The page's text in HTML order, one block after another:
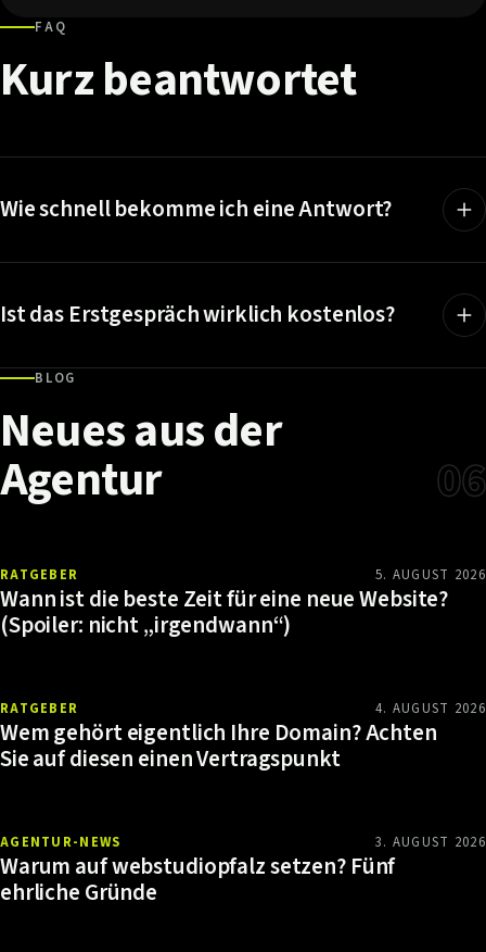
FAQ
Kurzbeantwortet
Wie schnell bekomme ich eine Antwort?
Ist das Erstgespräch wirklich kostenlos?
BLOG
Neuesausder
Agentur 06
RATGEBER 5. AUGUST 2026
Wann ist die beste Zeit für eine neue Website?
(Spoiler: nicht „irgendwann“)
RATGEBER 4. AUGUST 2026
Wem gehört eigentlich Ihre Domain? Achten
Sie auf diesen einen Vertragspunkt
AGENTUR-NEWS 3. AUGUST 2026
Warum auf webstudiopfalz setzen? Fünf
ehrliche Gründe